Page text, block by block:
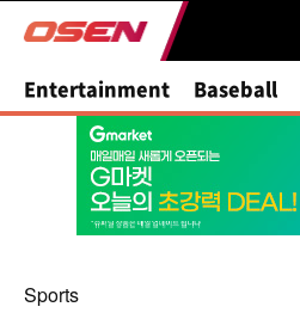
Entertainment Baseball
Sports